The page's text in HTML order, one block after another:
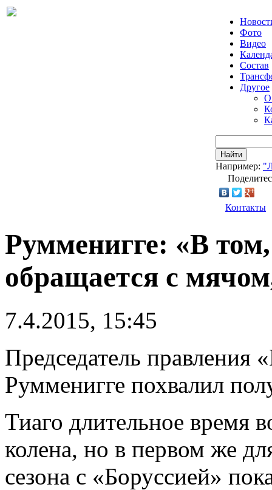
Фото
Видео
Состав
Другое
О
Найти
Например:
Контакты
Румменигге: «В
обращается с
7.4.2015, 15:45
Председатель правления
Румменигге похвалил
Тиаго длительное время
колена, но в первом же
сезона с «Боруссией»